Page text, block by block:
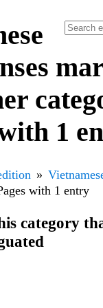
1
with 1 entry
category